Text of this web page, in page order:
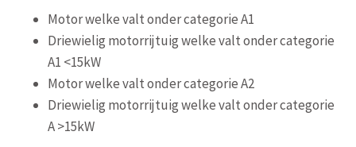
Motor welke valt onder categorie A1
Driewielig motorrijtuig welke valt onder categorie
A1 <15kW
Motor welke valt onder categorie A2
Driewielig motorrijtuig welke valt onder categorie
A >15kW